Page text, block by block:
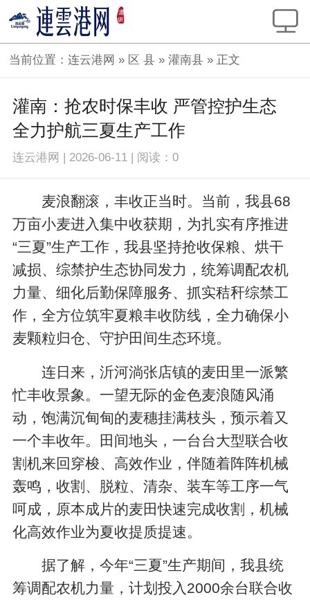
当前位置：连云港网 » 区 县 »灌南县 » 正文
灌南：抢农时保丰收 严管控护生态
全力护航三夏生产工作
连云港网 | 2026-06-11 | 阅读：0
麦浪翻滚，丰收正当时。当前，我县68
万亩小麦进入集中收获期，为扎实有序推进
“三夏”生产工作，我县坚持抢收保粮、烘干
减损、综禁护生态协同发力，统筹调配农机
力量、细化后勤保障服务、抓实秸秆综禁工
作，全方位筑牢夏粮丰收防线，全力确保小
麦颗粒归仓、守护田间生态环境。
连日来，沂河淌张店镇的麦田里一派繁
忙丰收景象。一望无际的金色麦浪随风涌
动，饱满沉甸甸的麦穗挂满枝头，预示着又
一个丰收年。田间地头，一台台大型联合收
割机来回穿梭、高效作业，伴随着阵阵机械
轰鸣，收割、脱粒、清杂、装车等工序一气
呵成，原本成片的麦田快速完成收割，机械
化高效作业为夏收提质提速。
据了解，今年“三夏”生产期间，我县统
筹调配农机力量，计划投入2000余台联合收